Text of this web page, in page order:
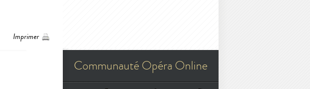
Imprimer
Communauté Opéra Online